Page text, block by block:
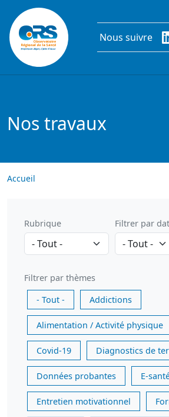
Aller au contenu principal
Nous suivre
Nos travaux
Accueil
Rubrique Filtrer par
Filtrer par thèmes
- Tout -
Addictions
Alimentation / Activité physique
Covid-19 Diagnostics de
Données probantes E-
Entretien motivationnel